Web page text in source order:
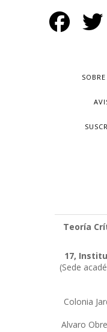
Teoría
17,
(Sede
Colonia
Alvaro